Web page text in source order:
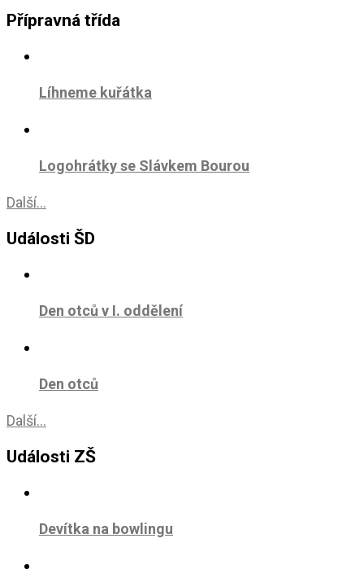
Přípravná třída
Líhneme kuřátka
Logohrátky se Slávkem Bourou
Další...
Události ŠD
Den otců v I. oddělení
Den otců
Další...
Události ZŠ
Devítka na bowlingu